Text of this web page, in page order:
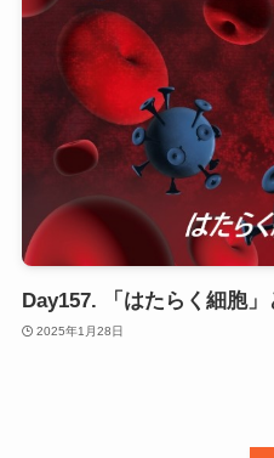
Day157. 「はたらく細胞
2025年1月28日